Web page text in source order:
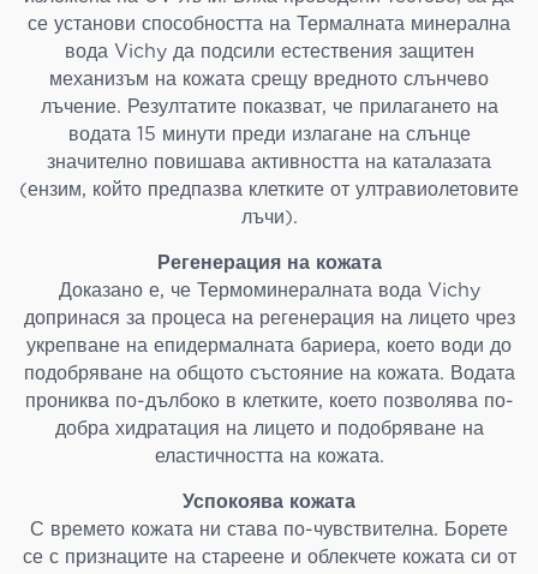
се установи способността на Термалната минерална
вода Vichy да подсили естествения защитен
механизъм на кожата срещу вредното слънчево
лъчение. Резултатите показват, че прилагането на
водата 15 минути преди излагане на слънце
значително повишава активността на каталазата
(ензим, който предпазва клетките от ултравиолетовите
лъчи).
Регенерация на кожата
Доказано е, че Термоминералната вода Vichy
допринася за процеса на регенерация на лицето чрез
укрепване на епидермалната бариера, което води до
подобряване на общото състояние на кожата. Водата
прониква по-дълбоко в клетките, което позволява по-
добра хидратация на лицето и подобряване на
еластичността на кожата.
Успокоява кожата
С времето кожата ни става по-чувствителна. Борете
се с признаците на стареене и облекчете кожата си от